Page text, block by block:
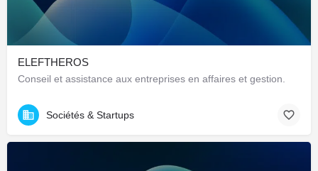
ELEFTHEROS
Conseil et assistance aux entreprises en affaires et gestion.
Sociétés & Startups